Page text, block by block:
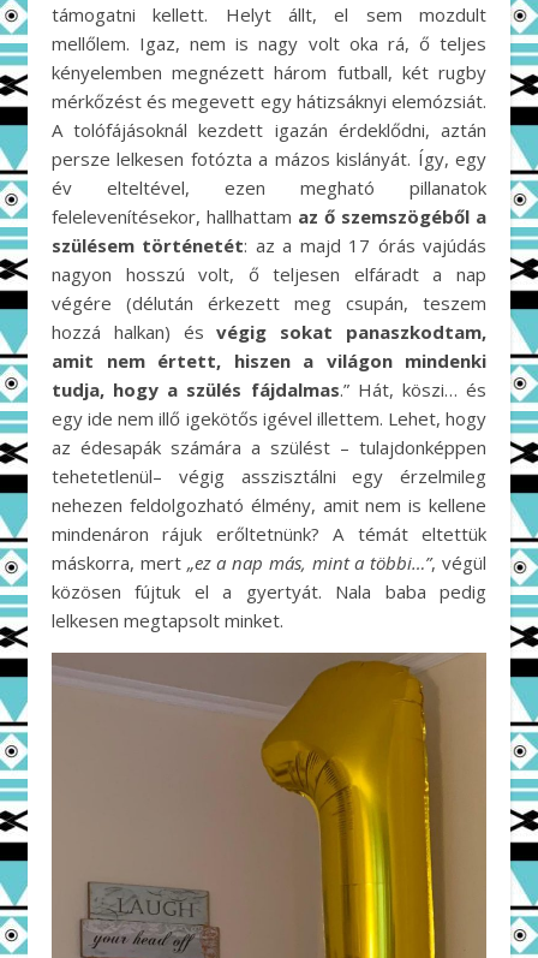
támogatni kellett. Helyt állt, el sem mozdult
mellőlem. Igaz, nem is nagy volt oka rá, ő teljes
kényelemben megnézett három futball, két rugby
mérkőzést és megevett egy hátizsáknyi elemózsiát.
A tolófájásoknál kezdett igazán érdeklődni, aztán
persze lelkesen fotózta a mázos kislányát. Így, egy
év elteltével, ezen megható pillanatok
felelevenítésekor, hallhattam az ő szemszögéből a
szülésem történetét: az a majd 17 órás vajúdás
nagyon hosszú volt, ő teljesen elfáradt a nap
végére (délután érkezett meg csupán, teszem
hozzá halkan) ésvégig sokat panaszkodtam,
amit nem értett, hiszen a világon mindenki
tudja, hogy a szülés fájdalmas.” Hát, köszi… és
egy ide nem illő igekötős igével illettem. Lehet, hogy
az édesapák számára a szülést – tulajdonképpen
tehetetlenül– végig asszisztálni egy érzelmileg
nehezen feldolgozható élmény, amit nem is kellene
mindenáron rájuk erőltetnünk? A témát eltettük
máskorra, mert „ez a nap más, mint a többi…”, végül
közösen fújtuk el a gyertyát. Nala baba pedig
lelkesen megtapsolt minket.